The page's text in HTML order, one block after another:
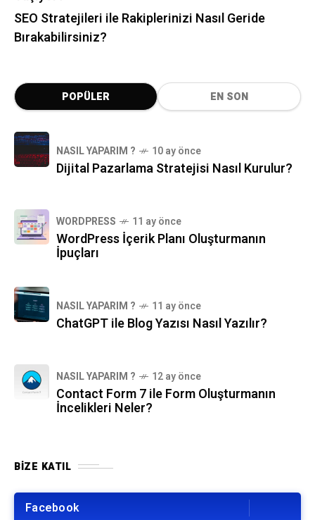
SEO Stratejileri ile Rakiplerinizi Nasıl Geride
Bırakabilirsiniz?
POPÜLER EN SON
NASIL YAPARIM ? 10 ay önce
Dijital Pazarlama Stratejisi Nasıl Kurulur?
WORDPRESS 11 ay önce
WordPress İçerik Planı Oluşturmanın
İpuçları
NASIL YAPARIM ? 11 ay önce
ChatGPT ile Blog Yazısı Nasıl Yazılır?
NASIL YAPARIM ? 12 ay önce
Contact Form 7 ile Form Oluşturmanın
İncelikleri Neler?
BIZE KATIL
Facebook